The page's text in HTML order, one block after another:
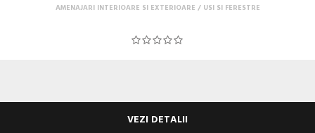
AMENAJARI INTERIOARE SI EXTERIOARE USI SI FERESTRE
VEZI DETALII